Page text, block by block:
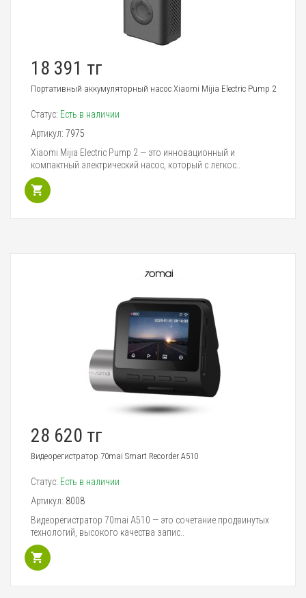
18 391 тг
Портативный аккумуляторный насос Xiaomi Mijia Electric Pump 2
Статус: Есть в наличии
Артикул: 7975
Xiaomi Mijia Electric Pump 2 — это инновационный и
компактный электрический насос, который с легкос..
28 620 тг
Видеорегистратор 70mai Smart Recorder A510
Статус: Есть в наличии
Артикул: 8008
Видеорегистратор 70mai A510 — это сочетание продвинутых
технологий, высокого качества запис..